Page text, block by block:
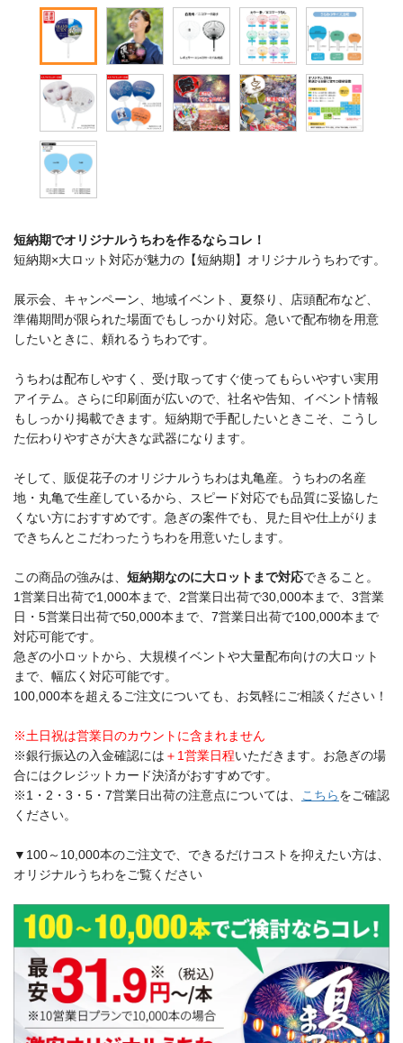
短納期でオリジナルうちわを作るならコレ！
短納期×大ロット対応が魅力の【短納期】オリジナルうちわです。
展示会、キャンペーン、地域イベント、夏祭り、店頭配布など、
準備期間が限られた場面でもしっかり対応。急いで配布物を用意
したいときに、頼れるうちわです。
うちわは配布しやすく、受け取ってすぐ使ってもらいやすい実用
アイテム。さらに印刷面が広いので、社名や告知、イベント情報
もしっかり掲載できます。短納期で手配したいときこそ、こうし
た伝わりやすさが大きな武器になります。
そして、販促花子のオリジナルうちわは丸亀産。うちわの名産
地・丸亀で生産しているから、スピード対応でも品質に妥協した
くない方におすすめです。急ぎの案件でも、見た目や仕上がりま
できちんとこだわったうちわを用意いたします。
この商品の強みは、 短納期なのに大ロットまで対応できること。
1営業日出荷で1,000本まで、2営業日出荷で30,000本まで、3営業
日・5営業日出荷で50,000本まで、7営業日出荷で100,000本まで
対応可能です。
急ぎの小ロットから、大規模イベントや大量配布向けの大ロット
まで、幅広く対応可能です。
100,000本を超えるご注文についても、お気軽にご相談ください！
※土日祝は営業日のカウントに含まれません
※銀行振込の入金確認には ＋1営業日程いただきます。お急ぎの場
合にはクレジットカード決済がおすすめです。
※1・2・3・5・7営業日出荷の注意点については、 こちらをご確認
ください。
▼100～10,000本のご注文で、できるだけコストを抑えたい方は、
オリジナルうちわをご覧ください